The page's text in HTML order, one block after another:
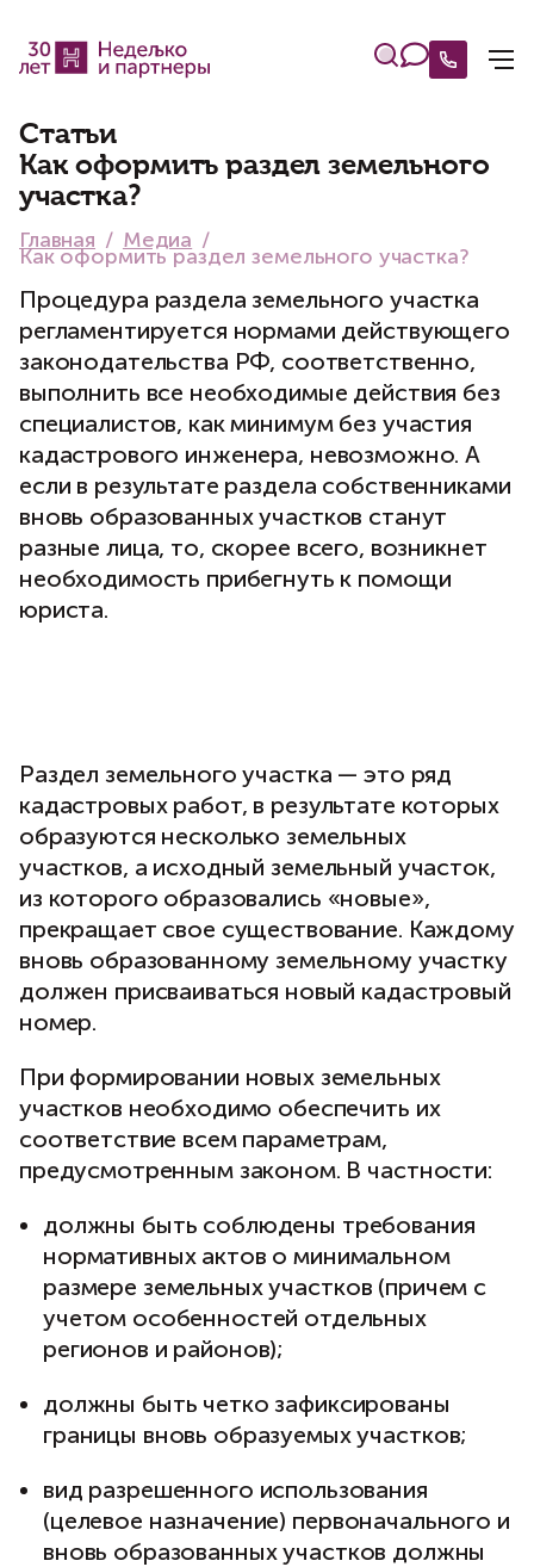
Статьи
Как оформить раздел земельного
участка?
Главная Медиа
Как оформить раздел земельного участка?
Процедура раздела земельного участка
регламентируется нормами действующего
законодательства РФ, соответственно,
выполнить все необходимые действия без
специалистов, как минимум без участия
кадастрового инженера, невозможно. А
если в результате раздела собственниками
вновь образованных участков станут
разные лица, то, скорее всего, возникнет
необходимость прибегнуть к помощи
юриста.
Раздел земельного участка — это ряд
кадастровых работ, в результате которых
образуются несколько земельных
участков, а исходный земельный участок,
из которого образовались «новые»,
прекращает свое существование. Каждому
вновь образованному земельному участку
должен присваиваться новый кадастровый
номер.
При формировании новых земельных
участков необходимо обеспечить их
соответствие всем параметрам,
предусмотренным законом. В частности:
должны быть соблюдены требования
нормативных актов о минимальном
размере земельных участков (причем с
учетом особенностей отдельных
регионов и районов);
должны быть четко зафиксированы
границы вновь образуемых участков;
вид разрешенного использования
(целевое назначение) первоначального и
вновь образованных участков должны